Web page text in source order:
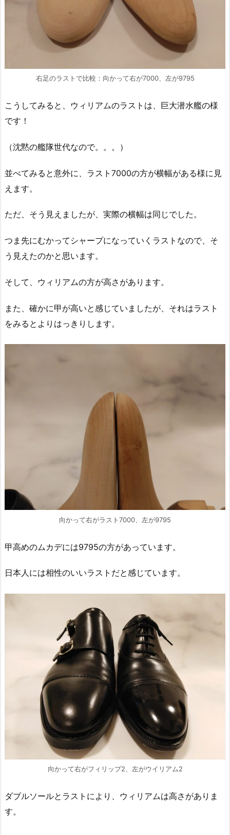
右足のラストで比較：向かって右が7000、左が9795
こうしてみると、ウィリアムのラストは、巨大潜水艦の様
です！
（沈黙の艦隊世代なので。。。）
並べてみると意外に、ラスト7000の方が横幅がある様に見
えます。
ただ、そう見えましたが、実際の横幅は同じでした。
つま先にむかってシャープになっていくラストなので、そ
う見えたのかと思います。
そして、ウィリアムの方が高さがあります。
また、確かに甲が高いと感じていましたが、それはラスト
をみるとよりはっきりします。
向かって右がラスト7000、左が9795
甲高めのムカデには9795の方があっています。
日本人には相性のいいラストだと感じています。
向かって右がフィリップ2、左がウイリアム2
ダブルソールとラストにより、ウィリアムは高さがありま
す。